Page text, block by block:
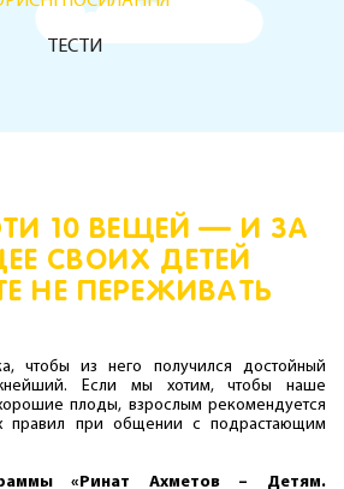
ТЕСТИ
10 ВЕЩЕЙ — И ЗА
СВОИХ ДЕТЕЙ
НЕ ПЕРЕЖИВАТЬ
чтобы из него получился достойный
Если мы хотим, чтобы наше
плоды, взрослым рекомендуется
правил при общении с подрастающим
«Ринат Ахметов – Детям.